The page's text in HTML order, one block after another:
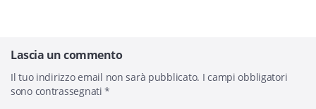
Lascia un commento
Il tuo indirizzo email non sarà pubblicato. I campi obbligatori
sono contrassegnati*